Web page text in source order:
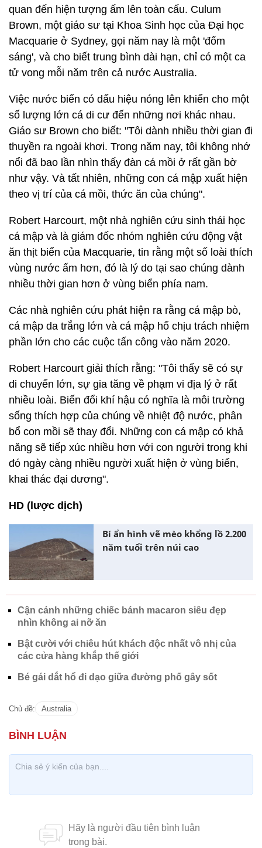
quan đến hiện tượng ấm lên toàn cấu. Culum
Brown, một giáo sư tại Khoa Sinh học của Đại học
Macquarie ở Sydney, gọi năm nay là một 'đốm
sáng', và cho biết trung bình dài hạn, chỉ có một ca
tử vong mỗi năm trên cả nước Australia.
Việc nước biển có dấu hiệu nóng lên khiến cho một
số lượng lớn cá di cư đến những nơi khác nhau.
Giáo sư Brown cho biết: "Tôi dành nhiều thời gian đi
thuyền ra ngoài khơi. Trong năm nay, tôi không nhớ
nổi đã bao lần nhìn thấy đàn cá mồi ở rất gần bờ
như vậy. Và tất nhiên, những con cá mập xuất hiện
theo vị trí của cá mồi, thức ăn của chúng".
Robert Harcourt, một nhà nghiên cứu sinh thái học
cá mập và là giám đốc nhóm nghiên cứu động vật
ăn thịt biển của Macquarie, tin rằng một số loài thích
vùng nước ấm hơn, đó là lý do tại sao chúng dành
nhiều thời gian hơn ở vùng biển phía nam.
Các nhà nghiên cứu phát hiện ra rằng cá mập bò,
cá mập da trắng lớn và cá mập hổ chịu trách nhiệm
phần lớn cho các cuộc tấn công vào năm 2020.
Robert Harcourt giải thích rằng: "Tôi thấy sẽ có sự
di chuyển lớn, sự gia tăng về phạm vi địa lý ở rất
nhiều loài. Biến đổi khí hậu có nghĩa là môi trường
sống thích hợp của chúng về nhiệt độ nước, phân
bổ con mồi sẽ thay đổi. Những con cá mập có khả
năng sẽ tiếp xúc nhiều hơn với con người trong khi
đó ngày càng nhiều người xuất hiện ở vùng biển,
khai thác đại dương".
HD (lược dịch)
Bí ẩn hình vẽ mèo khổng lồ 2.200
năm tuổi trên núi cao
Cận cảnh những chiếc bánh macaron siêu đẹp
nhìn không ai nỡ ăn
Bật cười với chiêu hút khách độc nhất vô nhị của
các cửa hàng khắp thế giới
Bé gái dắt hổ đi dạo giữa đường phố gây sốt
Chủ đề: Australia